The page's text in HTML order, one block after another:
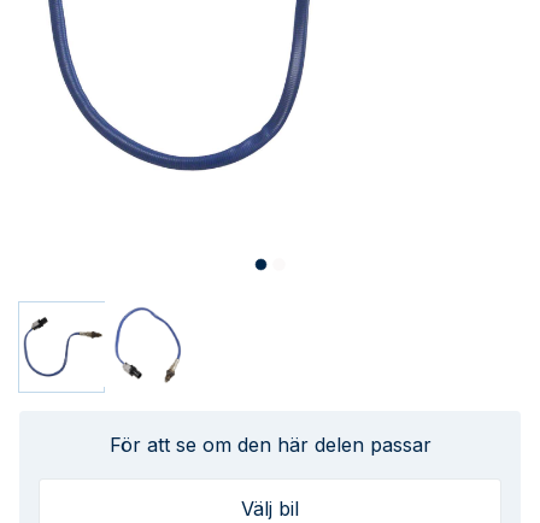
För att se om den här delen passar
Välj bil